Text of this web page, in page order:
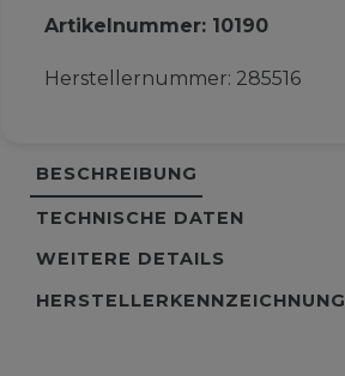
Artikelnummer: 10190
Herstellernummer: 285516
BESCHREIBUNG
TECHNISCHE DATEN
WEITERE DETAILS
HERSTELLERKENNZEICHNUNG